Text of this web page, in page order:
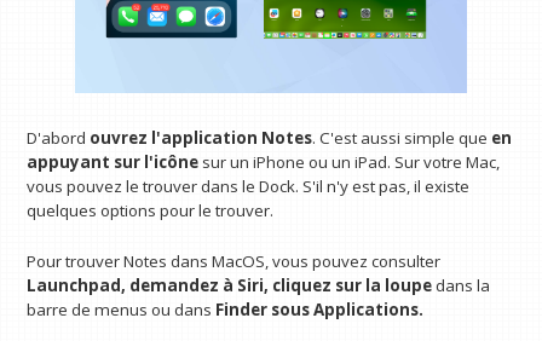
D'abord ouvrez l'application Notes. C'est aussi simple que en
appuyant sur l'icône sur un iPhone ou un iPad. Sur votre Mac,
vous pouvez le trouver dans le Dock. S'il n'y est pas, il existe
quelques options pour le trouver.
Pour trouver Notes dans MacOS, vous pouvez consulter
Launchpad, demandez à Siri, cliquez sur la loupedans la
barre de menus ou dans Finder sous Applications.